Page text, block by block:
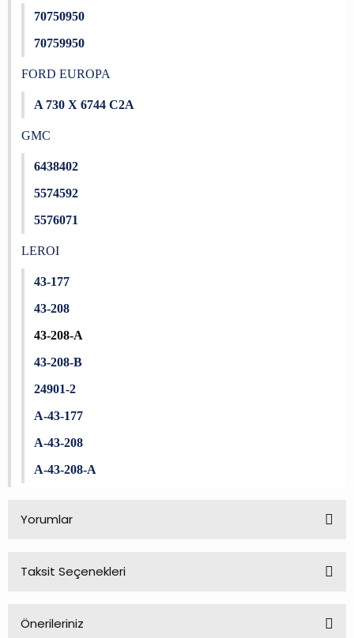
70750950
70759950
FORD EUROPA
A 730 X 6744 C2A
GMC
6438402
5574592
5576071
LEROI
43-177
43-208
43-208-A
43-208-B
24901-2
A-43-177
A-43-208
A-43-208-A
Yorumlar
Taksit Seçenekleri
Önerileriniz